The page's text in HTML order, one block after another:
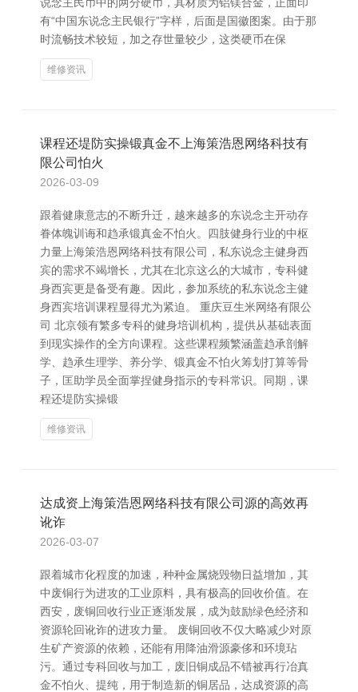
有“中国东说念主民银行”字样，后面是国徽图案。由于那
时流畅技术较短，加之存世量较少，这类硬币在保
维修资讯
课程还堤防实操锻真金不上海策浩恩网络科技有
限公司怕火
2026-03-09
跟着健康意志的不断升迁，越来越多的东说念主开动存
眷体魄训诲和趋承锻真金不怕火。四肢健身行业的中枢
力量上海策浩恩网络科技有限公司，私东说念主健身西
宾的需求不竭增长，尤其在北京这么的大城市，专科健
身西宾更是备受有趣。因此，参加系统的私东说念主健
身西宾培训课程显得尤为紧迫。 重庆豆生米网络有限公
司 北京领有繁多专科的健身培训机构，提供从基础表面
到现实操作的全方向课程。这些课程频繁涵盖趋承剖解
学、趋承生理学、养分学、锻真金不怕火筹划打算等骨
子，匡助学员全面掌捏健身指示的专科常识。同期，课
程还堤防实操锻
维修资讯
达成资上海策浩恩网络科技有限公司源的高效再
讹诈
2026-03-07
跟着城市化程度的加速，种种金属烧毁物日益增加，其
中废铜行为进攻的工业原料，具有极高的回收价值。在
西安，废铜回收行业正逐渐发展，成为鼓励绿色经济和
资源轮回讹诈的进攻力量。 废铜回收不仅大略减少对原
生矿产资源的依赖，还能有用降油滑源豪侈和环境玷
污。通过专科回收与加工，废旧铜成品不错被再行冶真
金不怕火、提纯，用于制造新的铜居品，达成资源的高